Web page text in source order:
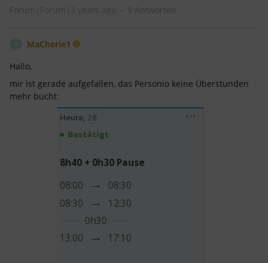
Forum|Forum|3 years ago 9 Antworten
MaCherie1
Hallo,
mir ist gerade aufgefallen, das Personio keine Überstunden
mehr bucht: